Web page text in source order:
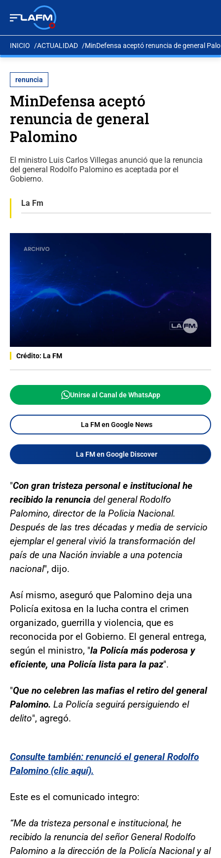
INICIO ACTUALIDAD MinDefensa aceptó renuncia de general
renuncia
MinDefensa aceptó
renuncia de general
Palomino
El ministro Luis Carlos Villegas anunció que la renuncia
del general Rodolfo Palomino es aceptada por el
Gobierno.
La Fm
Crédito: La FM
Unirse al Canal de WhatsApp
La FM en Google News
La FM en Google Discover
"Con gran tristeza personal e institucional he
recibido la renuncia del general Rodolfo
Palomino, director de la Policia Nacional.
Después de las tres décadas y media de servicio
ejemplar el general vivió la transformación del
país de una Nación inviable a una potencia
nacional", dijo.
Así mismo, aseguró que Palomino deja una
Policía exitosa en la lucha contra el crimen
organizado, guerrilla y violencia, que es
reconocida por el Gobierno. El general entrega,
según el ministro, "la Policía más poderosa y
eficiente, una Policía lista para la paz".
"Que no celebren las mafias el retiro del general
Palomino. La Policía seguirá persiguiendo el
delito", agregó.
Consulte también: renunció el general Rodolfo
Palomino (clic aquí).
Este es el comunicado integro:
“Me da tristeza personal e institucional, he
recibido la renuncia del señor General Rodolfo
Palomino a la dirección de la Policía Nacional y al